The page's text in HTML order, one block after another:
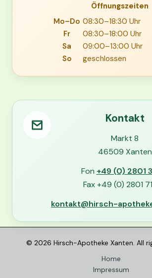
Öffnungszeiten
Mo–Do 08:30–18:30 Uhr
Fr
08:30–18:00 Uhr
Sa
09:00–13:00 Uhr
So
geschlossen
Kontakt
Markt 8
46509 Xanten
Fon +49 (0) 2801
Fax +49 (0) 2801
kontakt@hirsch-
© 2026 Hirsch-Apotheke Xanten. All
Home
Impressum